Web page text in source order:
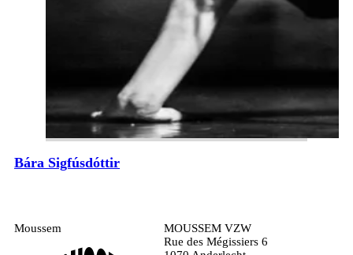
Bára Sigfúsdóttir
Moussem
MOUSSEM VZW
Rue des Mégissiers 6